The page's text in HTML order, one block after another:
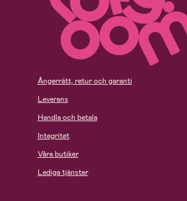
Ångerrätt, retur och garanti
Leverans
Handla och betala
Integritet
Våra butiker
Lediga tjänster